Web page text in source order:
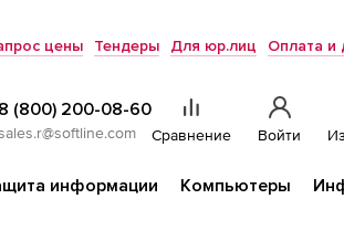
цены Тендеры Для юр.лиц Оплата и
8 (800) 200-08-60
Сравнение Войти
информации Компьютеры